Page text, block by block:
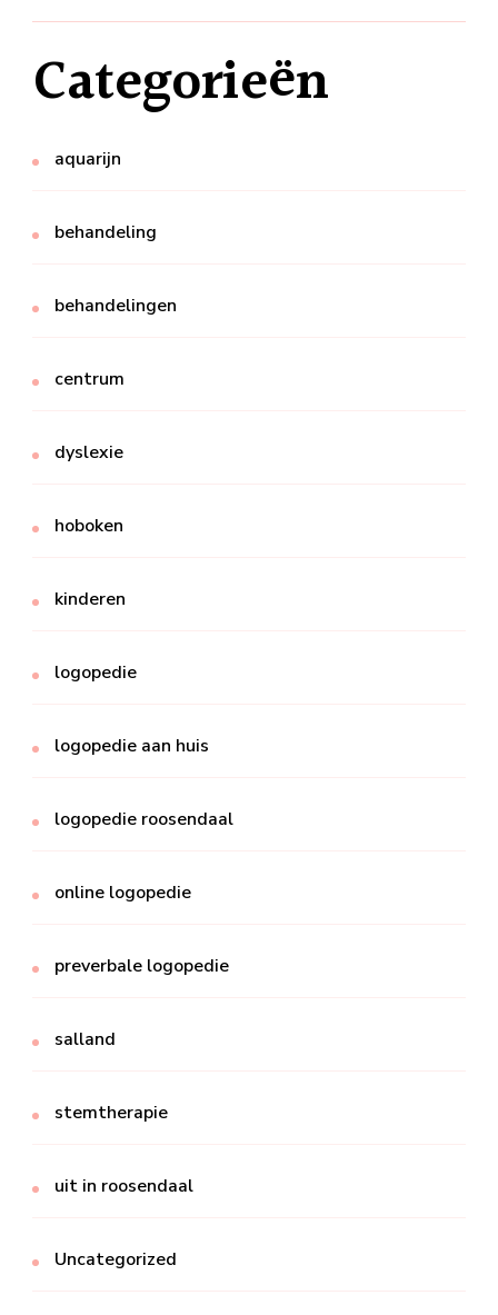
Categorieën
aquarijn
behandeling
behandelingen
centrum
dyslexie
hoboken
kinderen
logopedie
logopedie aan huis
logopedie roosendaal
online logopedie
preverbale logopedie
salland
stemtherapie
uit in roosendaal
Uncategorized